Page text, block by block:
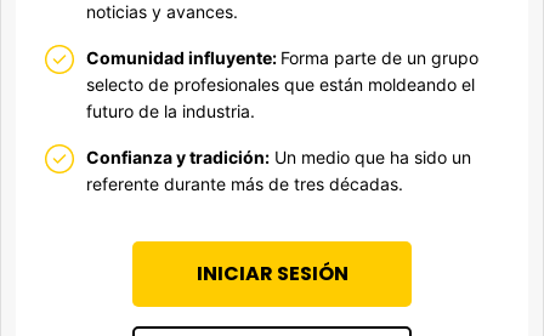
noticias y avances.
Comunidad influyente: Forma parte de un grupo
selecto de profesionales que están moldeando el
futuro de la industria.
Confianza y tradición: Un medio que ha sido un
referente durante más de tres décadas.
INICIAR SESIÓN